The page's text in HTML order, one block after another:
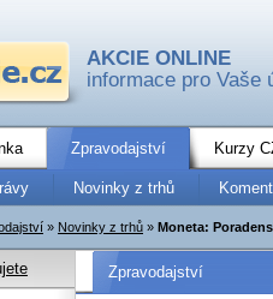
AKCIE ONLINE
informace pro Vaše
Zpravodajství Kurzy
Novinky z trhů
» Novinky z trhů » Moneta:
Zpravodajství